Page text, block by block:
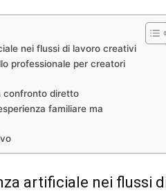
nei flussi di lavoro creativi
professionale per creatori
confronto diretto
familiare ma
artificiale nei flussi